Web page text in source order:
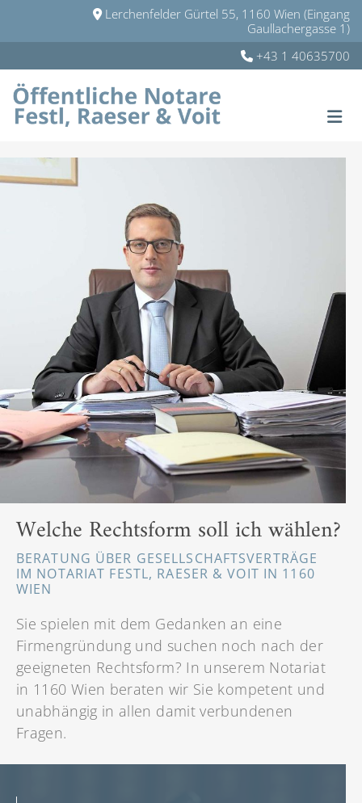
Lerchenfelder Gürtel 55, 1160 Wien (Eingang
Gaullachergasse 1)
 +43 1 40635700
Welche Rechtsform soll ich wählen?
BERATUNG ÜBER GESELLSCHAFTSVERTRÄGE
IM NOTARIAT FESTL, RAESER & VOIT IN 1160
WIEN
Sie spielen mit dem Gedanken an eine
Firmengründung und suchen noch nach der
geeigneten Rechtsform? In unserem Notariat
in 1160 Wien beraten wir Sie kompetent und
unabhängig in allen damit verbundenen
Fragen.